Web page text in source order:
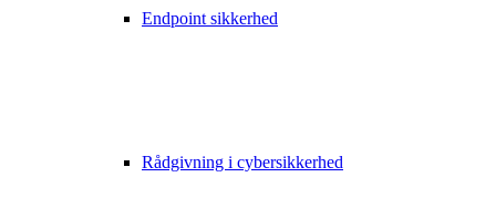
Endpoint sikkerhed
Rådgivning i cybersikkerhed